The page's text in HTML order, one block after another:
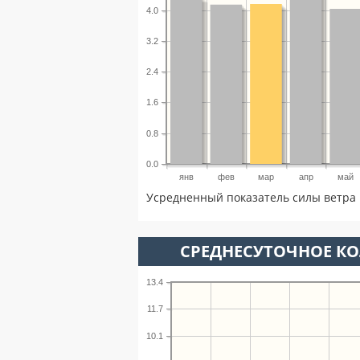
янв фев мар апр май
0.0
0.8
1.6
2.4
3.2
4.0
Усредненный показатель силы ветра
СРЕДНЕСУТОЧНОЕ
10.1
11.7
13.4